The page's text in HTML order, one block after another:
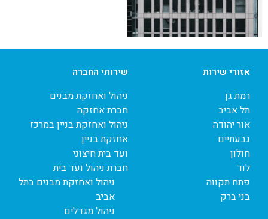
אזורי שירות
רמת גן
תל אביב
אור יהודה
גבעתיים
חולון
לוד
פתח תקווה
בני ברק
שירותי החברה
ניהול ואחזקת מבנים
חברת אחזקה
ניהול ואחזקת בניין במרכז
אחזקת בניין
ועד בית חיצוני
חברת ניהול ועד בית
ניהול ואחזקת מבנים בתל
אביב
ניהול מגדלים